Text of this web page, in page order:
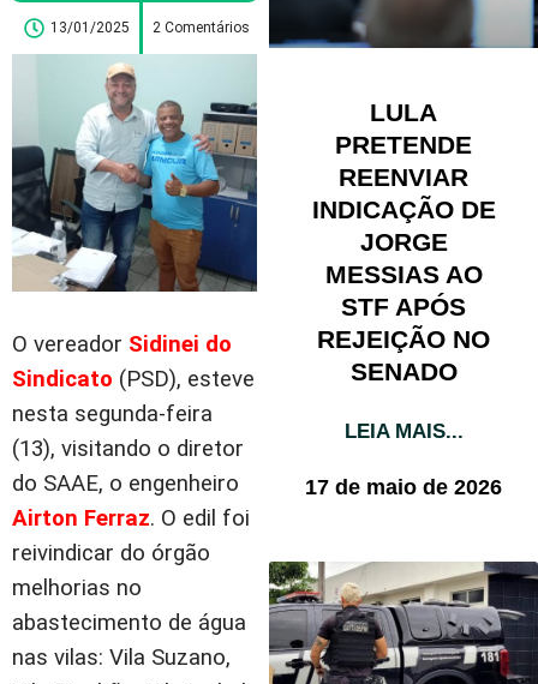
13/01/2025 2 Comentários
O vereador Sidinei do
Sindicato (PSD), esteve
nesta segunda-feira
(13), visitando o diretor
do SAAE, o engenheiro
Airton Ferraz. O edil foi
reivindicar do órgão
melhorias no
abastecimento de água
nas vilas: Vila Suzano,
LULA
PRETENDE
REENVIAR
INDICAÇÃO DE
JORGE
MESSIAS AO
STF APÓS
REJEIÇÃO NO
SENADO
LEIA MAIS...
17 de maio de 2026